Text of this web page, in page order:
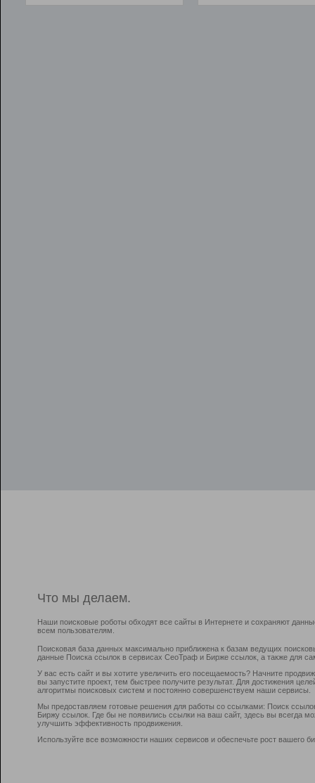
Что мы делаем.
Наши поисковые роботы обходят все сайты в Интернете и сохраняют
всем пользователям.
Поисковая база данных максимально приближена к базам ведущих
данные Поиска ссылок в сервисах СеоТраф и Бирже ссылок, а также для
У вас есть сайт и вы хотите увеличить его посещаемость? Начните
вы запустите проект, тем быстрее получите результат. Для достижения
алгоритмы поисковых систем и постоянно совершенствуем наши сервисы.
Мы предоставляем готовые решения для работы со ссылками: Поиск
Биржу ссылок. Где бы не появились ссылки на ваш сайт, здесь вы всегда
улучшить эффективность продвижения.
Используйте все возможности наших сервисов и обеспечьте рост вашего